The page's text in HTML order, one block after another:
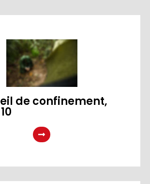
de confinement,